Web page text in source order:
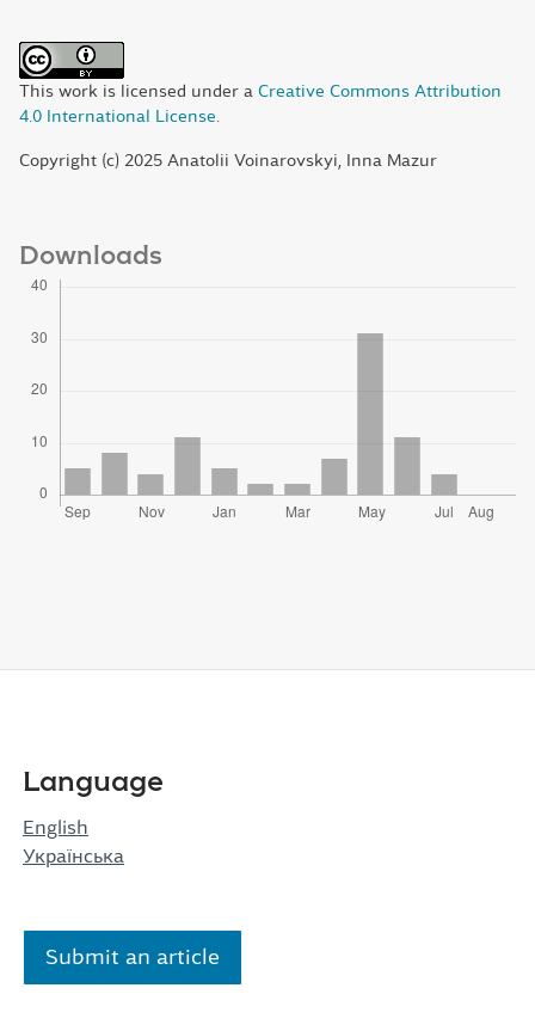
This work is licensed under a Creative Commons Attribution
4.0 International License
Copyright (c) 2025 Anatolii Voinarovskyi, Inna Mazur
Downloads
Language
English
Українська
Submit an article